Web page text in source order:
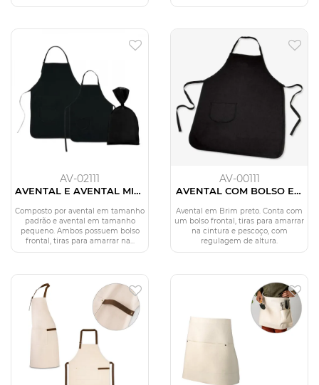
AV-02111
AVENTAL E AVENTAL MINI
Composto por avental em tamanho
padrão e avental em tamanho
pequeno. Ambos possuem bolso
frontal, tiras para amarrar na...
AV-00111
AVENTAL COM BOLSO EM
Avental em Brim preto. Conta com
um bolso frontal, tiras para amarrar
na cintura e pescoço, com
regulagem de altura.